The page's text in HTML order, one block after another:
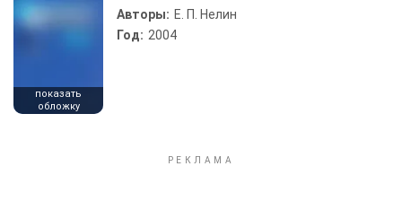
показать
обложку
Авторы: Е. П. Нелин
Год: 2004